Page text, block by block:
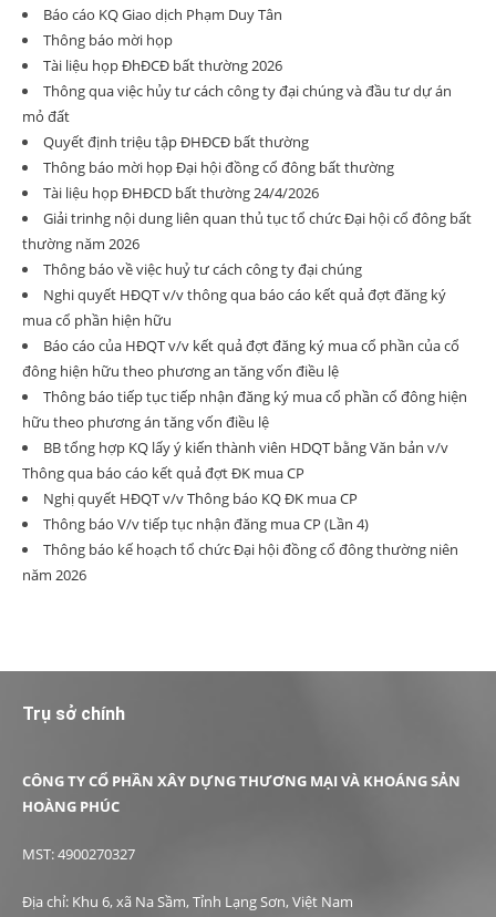
Báo cáo KQ Giao dịch Phạm Duy Tân
Thông báo mời họp
Tài liệu họp ĐhĐCĐ bất thường 2026
Thông qua việc hủy tư cách công ty đại chúng và đầu tư dự án
mỏ đất
Quyết định triệu tập ĐHĐCĐ bất thường
Thông báo mời họp Đại hội đồng cổ đông bất thường
Tài liệu họp ĐHĐCD bất thường 24/4/2026
Giải trinhg nội dung liên quan thủ tục tổ chức Đại hội cổ đông bất
thường năm 2026
Thông báo về việc huỷ tư cách công ty đại chúng
Nghi quyết HĐQT v/v thông qua báo cáo kết quả đợt đăng ký
mua cổ phần hiện hữu
Báo cáo của HĐQT v/v kết quả đợt đăng ký mua cổ phần của cổ
đông hiện hữu theo phương an tăng vốn điều lệ
Thông báo tiếp tục tiếp nhận đăng ký mua cổ phần cổ đông hiện
hữu theo phương án tăng vốn điều lệ
BB tổng hợp KQ lấy ý kiến thành viên HDQT bằng Văn bản v/v
Thông qua báo cáo kết quả đợt ĐK mua CP
Nghị quyết HĐQT v/v Thông báo KQ ĐK mua CP
Thông báo V/v tiếp tục nhận đăng mua CP (Lần 4)
Thông báo kế hoạch tổ chức Đại hội đồng cổ đông thường niên
năm 2026
Trụ sở chính
CÔNG TY CỔ PHẦN XÂY DỰNG THƯƠNG MẠI VÀ KHOÁNG SẢN
HOÀNG PHÚC
MST: 4900270327
Địa chỉ: Khu 6, xã Na Sầm, Tỉnh Lạng Sơn, Việt Nam